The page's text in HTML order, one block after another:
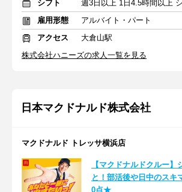
シフト
雇用形態
アルバイト・パート
アクセス
大倉山駅
株式会社ハニーズの求人一覧を見る
日本マクドナルド株式会社
マクドナルド トレッサ横浜店
【マクドナルドクルー】
と！部活後や日中のスキ
0点★